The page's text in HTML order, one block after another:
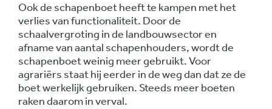
Ook de schapenboet heeft te kampen met het
verlies van functionaliteit. Door de
schaalvergroting in de landbouwsector en
afname van aantal schapenhouders, wordt de
schapenboet weinig meer gebruikt. Voor
agrariërs staat hij eerder in de weg dan dat ze de
boet werkelijk gebruiken. Steeds meer boeten
raken daarom in verval.